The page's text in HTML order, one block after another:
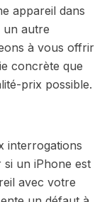
appareil dans
un autre
à vous offrir
concrète que
prix possible.
interrogations
un iPhone est
avec votre